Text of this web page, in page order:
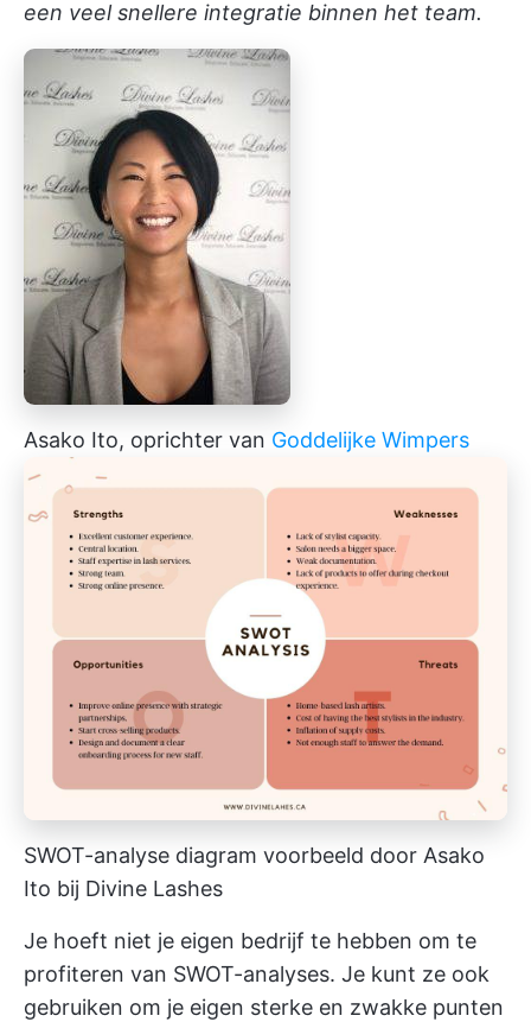
een veel snellere integratie binnen het team.
Asako Ito, oprichter van Goddelijke Wimpers
SWOT-analyse diagram voorbeeld door Asako
Ito bij Divine Lashes
Je hoeft niet je eigen bedrijf te hebben om te
profiteren van SWOT-analyses. Je kunt ze ook
gebruiken om je eigen sterke en zwakke punten